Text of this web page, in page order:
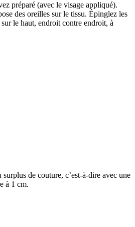
préparé (avec le visage appliqué).
des oreilles sur le tissu. Épinglez les
le haut, endroit contre endroit, à
de couture, c’est-à-dire avec une
à 1 cm.